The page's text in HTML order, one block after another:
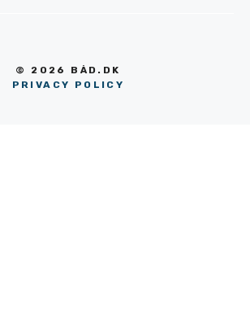
© 2026 BÅD.DK
PRIVACY POLICY